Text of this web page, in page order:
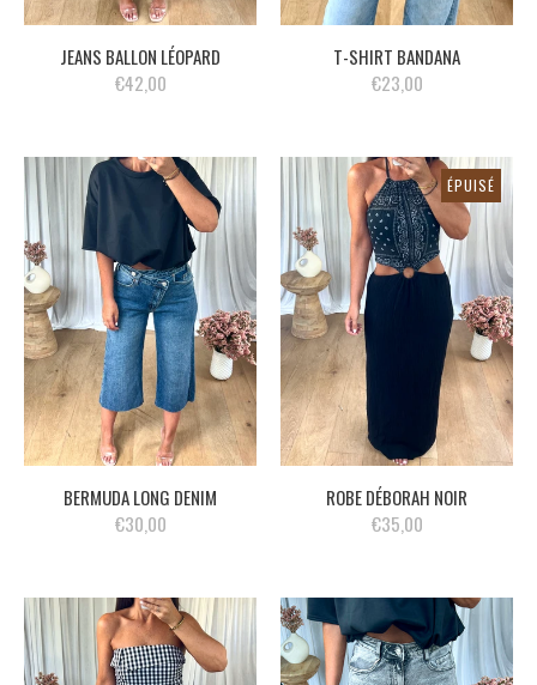
JEANS BALLON LÉOPARD
€42,00
T-SHIRT BANDANA
€23,00
BERMUDA LONG DENIM
€30,00
ÉPUISÉ
ROBE DÉBORAH NOIR
€35,00